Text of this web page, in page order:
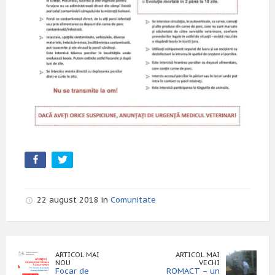
22 august 2018 in Comunitate
ARTICOL MAI
NOU
Focar de
ARTICOL MAI
VECHI
ROMACT – un